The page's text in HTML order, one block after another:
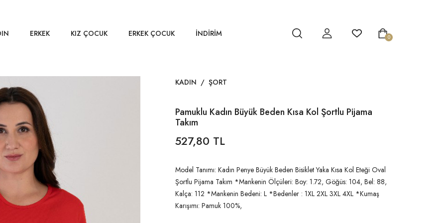
ERKEK KIZ ÇOCUK ERKEK ÇOCUK İNDİRİM 0
KADIN / ŞORT
Pamuklu Kadın Büyük Beden Kısa Kol Şortlu Pijama
Takım
527,80 TL
Model Tanımı: Kadın Penye Büyük Beden Bisiklet Yaka Kısa Kol Eteği Oval
Şortlu Pijama Takım *Mankenin Ölçüleri: Boy: 1.72, Göğüs: 104, Bel: 88,
Kalça: 112 *Mankenin Bedeni: L *Bedenler : 1XL 2XL 3XL 4XL *Kumaş
Karışımı: Pamuk 100%,